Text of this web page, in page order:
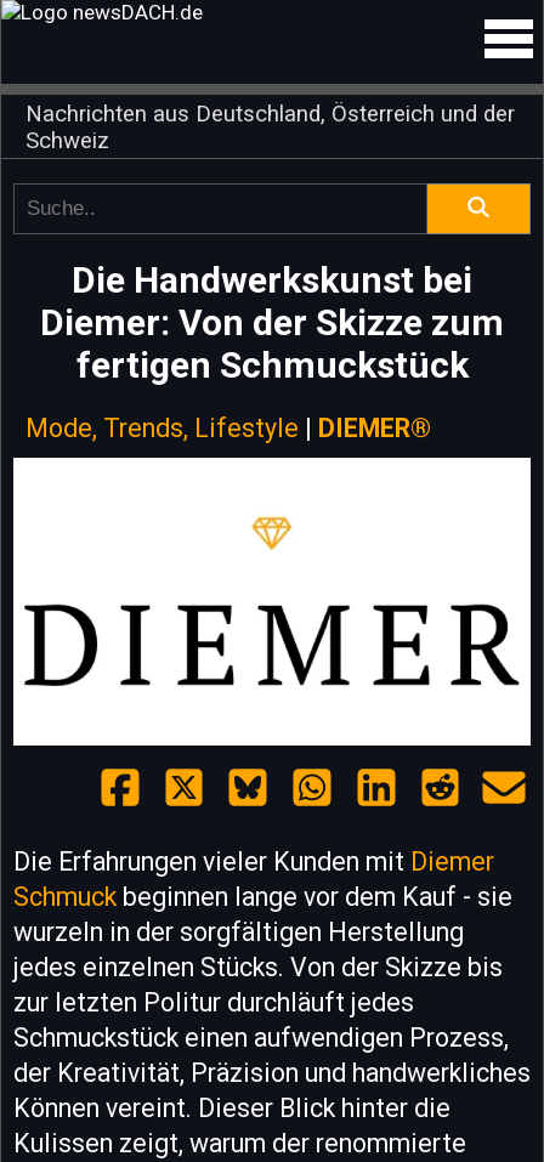
Nachrichten aus Deutschland, Österreich und der
Schweiz
Die Handwerkskunst bei
Diemer: Von der Skizze zum
fertigen Schmuckstück
Mode, Trends, Lifestyle | DIEMER®
Die Erfahrungen vieler Kunden mit Diemer
Schmuck beginnen lange vor dem Kauf - sie
wurzeln in der sorgfältigen Herstellung
jedes einzelnen Stücks. Von der Skizze bis
zur letzten Politur durchläuft jedes
Schmuckstück einen aufwendigen Prozess,
der Kreativität, Präzision und handwerkliches
Können vereint. Dieser Blick hinter die
Kulissen zeigt, warum der renommierte